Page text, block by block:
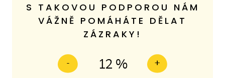
S TAKOVOU PODPOROU NÁM
VÁŽNĚ POMÁHÁTE DĚLAT
ZÁZRAKY!
- +
12 %